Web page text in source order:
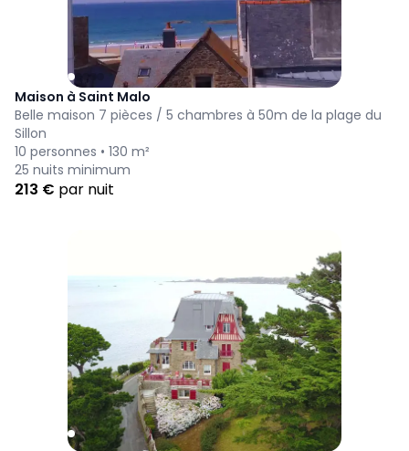
Maison à Saint Malo
Belle maison 7 pièces / 5 chambres à 50m de la plage du
Sillon
10 personnes • 130 m²
25 nuits minimum
213 € par nuit